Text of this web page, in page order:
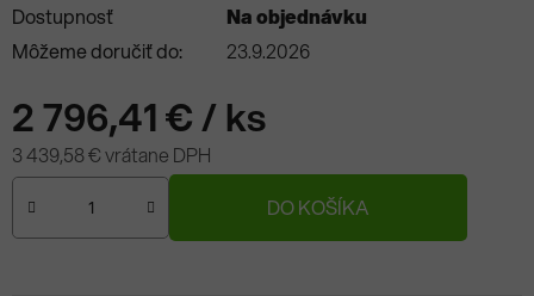
Dostupnosť
Na objednávku
Môžeme doručiť do:
23.9.2026
2 796,41 €/ ks
3 439,58 € vrátane DPH
DO KOŠÍKA